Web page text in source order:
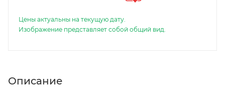
Цены актуальны на текущую дату.
Изображение представляет собой общий вид.
Описание